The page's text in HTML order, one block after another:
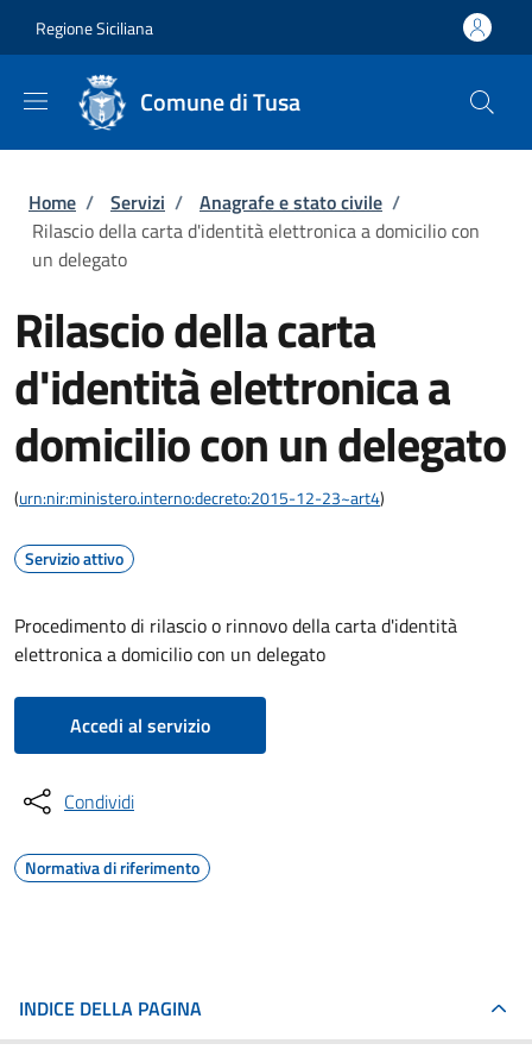
Regione Siciliana
Comune di Tusa
Briciole di pane
Home / Servizi / Anagrafe e stato civile /
Rilascio della carta d'identità elettronica a domicilio con
un delegato
Rilascio della carta
d'identità elettronica a
domicilio con un delegato
(urn:nir:ministero.interno:decreto:2015-12-23~art4)
Servizio attivo
Procedimento di rilascio o rinnovo della carta d'identità
elettronica a domicilio con un delegato
Accedi al servizio
Condividi
Normativa di riferimento
INDICE DELLA PAGINA